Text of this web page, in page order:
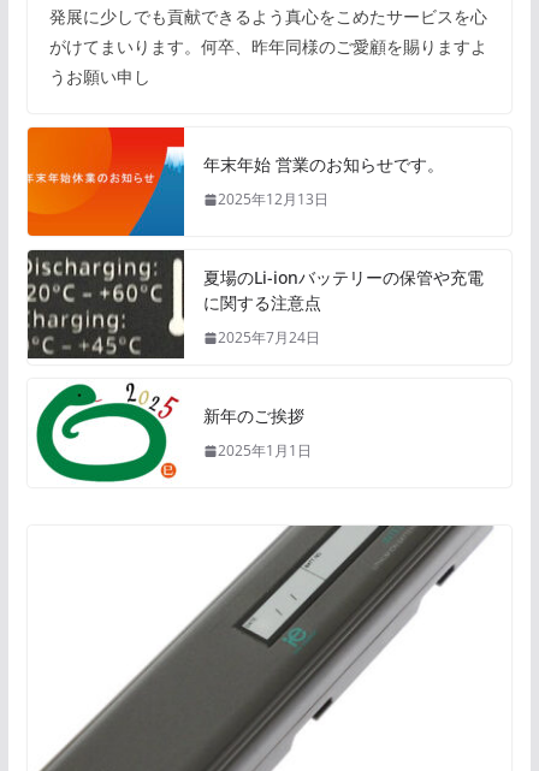
発展に少しでも貢献できるよう真心をこめたサービスを心
がけてまいります。何卒、昨年同様のご愛顧を賜りますよ
うお願い申し
年末年始 営業のお知らせです。
2025年12月13日
夏場のLi-ionバッテリーの保管や充電
に関する注意点
2025年7月24日
新年のご挨拶
2025年1月1日